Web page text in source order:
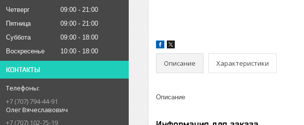
Четверг
09:00
21:00
Пятница
09:00
21:00
Суббота
09:00
18:00
Воскресенье
10:00 18:00
КОНТАКТЫ
+7 (707) 794-44-91
Олег Вячеславович
+7 (707) 102-75-19
Описание Характеристики
Описание